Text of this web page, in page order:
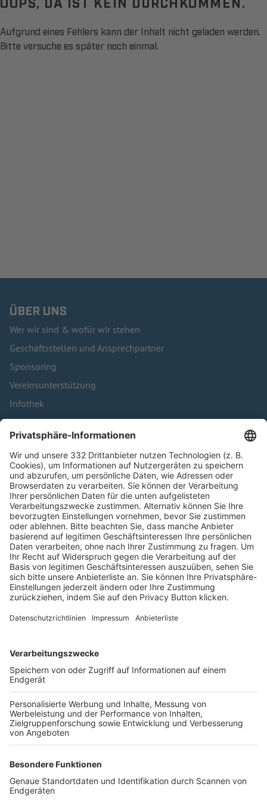
Aufgrund eines Fehlers kann der Inhalt nicht geladen werden.
Bitte versuche es später noch einmal.
ÜBER UNS
Wer wir sind & wofür wir stehen
Geschäftsstellen und Ansprechpartner
Sponsoring
Vereinsunterstützung
Infothek
Kontakt
HÄUFIG BESUCHTE SEITEN
Pässe und Vereinswechsel
Trainerausbildung
Schulungsangebot Vereinsmitarbeiter
BFV-Geschäftsstellen
Trainerbörse
Login SpielPlus
FOLGE DEM BFV
TOP-VEREINE
TOP-PARTNER